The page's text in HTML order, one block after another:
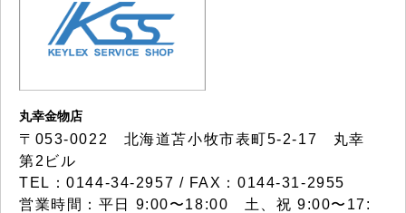
丸幸金物店
〒053-0022 北海道苫小牧市表町5-2-17 丸幸
第2ビル
TEL：0144-34-2957 / FAX：0144-31-2955
営業時間：平日 9:00〜18:00 土、祝 9:00〜17: